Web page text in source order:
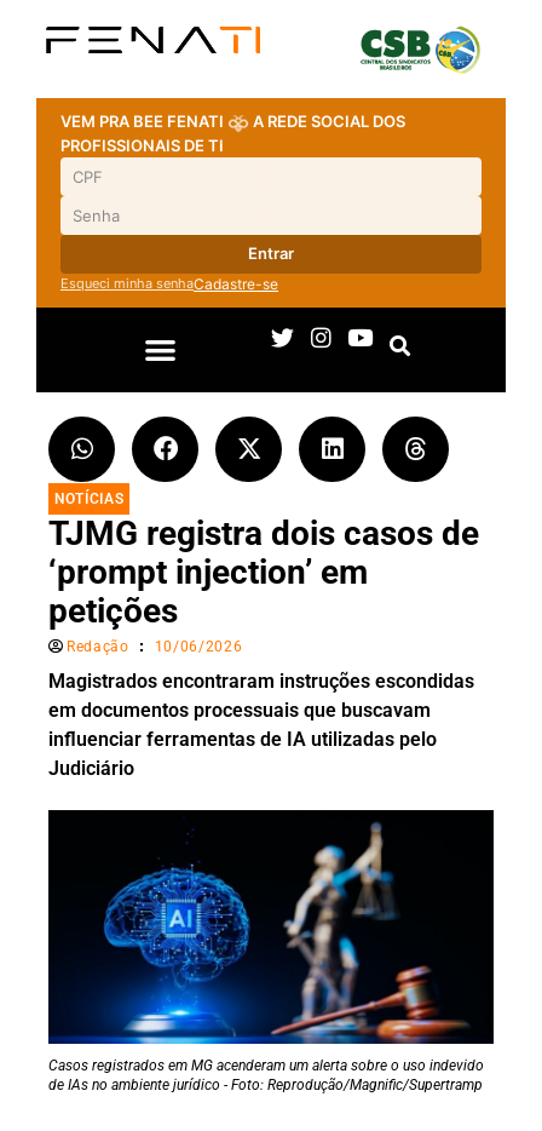
VEM PRA BEE FENATI
A REDE SOCIAL DOS
PROFISSIONAIS DE TI
Entrar
Esqueci minha senhaCadastre-se
NOTÍCIAS
TJMG registra dois casos de
‘prompt injection’ em
petições
Redação 10/06/2026
Magistrados encontraram instruções escondidas
em documentos processuais que buscavam
influenciar ferramentas de IA utilizadas pelo
Judiciário
Casos registrados em MG acenderam um alerta sobre o uso indevido
de IAs no ambiente jurídico - Foto: Reprodução/Magnific/Supertramp